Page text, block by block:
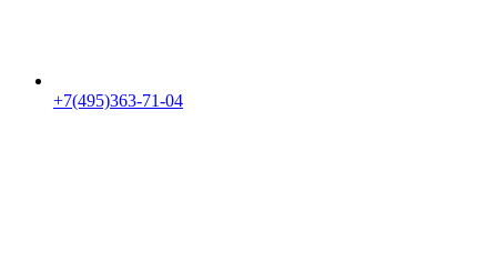
+7(495)363-71-04